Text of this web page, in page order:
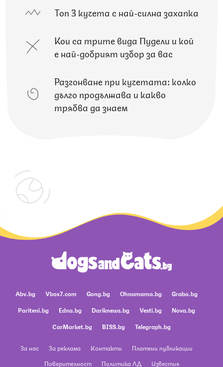
Топ 3 кучета с най-силна захапка
Кои са трите вида Пудели и кой
е най-добрият избор за вас
Разгонване при кучетата: колко
дълго продължава и какво
трябва да знаем
Abv.bg Vbox7.com Gong.bg Ohnamama.bg
Grabo.bg
Pariteni.bg
Edna.bg Dariknews.bg Vesti.bg
Nova.bg
CarMarket.bg
BISS.bg Telegraph.bg
За нас За реклама Контакти
Платени публикации
Поверителност
Политика ЛД Известия